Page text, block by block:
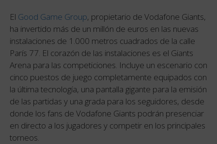
El Good Game Group, propietario de Vodafone Giants,
ha invertido más de un millón de euros en las nuevas
instalaciones de 1.000 metros cuadrados de la calle
París 77. El corazón de las instalaciones es el Giants
Arena para las competiciones. Incluye un escenario con
cinco puestos de juego completamente equipados con
la última tecnología, una pantalla gigante para la emisión
de las partidas y una grada para los seguidores, desde
donde los fans de Vodafone Giants podrán presenciar
en directo a los jugadores y competir en los principales
torneos.